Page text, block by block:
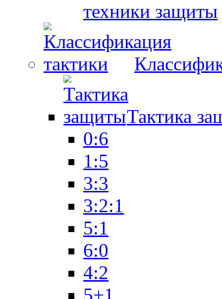
техники защиты
Тактика
0:6
1:5
3:3
3:2:1
5:1
6:0
4:2